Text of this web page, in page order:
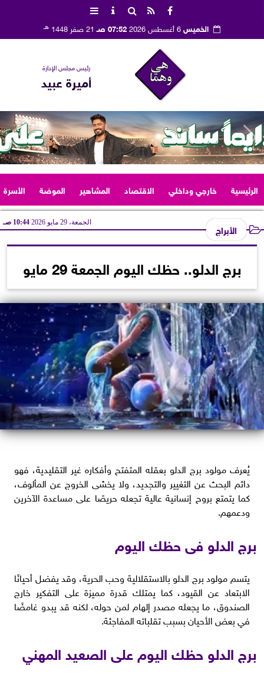
الخميس 07:52 صـ 21 صفر 1448 هـ
رئيس مجلس الإدارة
أميرة عبيد
الرئيسية خارجي وداخلي الاقتصاد المشاهير الموضة الأسرة
الأبراج الجمعة، 29 مايو 2026 10:44 صـ
برج الدلو.. حظك اليوم الجمعة 29 مايو
يُعرف مولود برج الدلو بعقله المتفتح وأفكاره غير التقليدية، فهو
دائم البحث عن التغيير والتجديد، ولا يخشى الخروج عن المألوف،
كما يتمتع بروح إنسانية عالية تجعله حريصًا على مساعدة الآخرين
ودعمهم.
برج الدلو فى حظك اليوم
يتسم مولود برج الدلو بالاستقلالية وحب الحرية، وقد يفضل أحيانًا
الابتعاد عن القيود، كما يمتلك قدرة مميزة على التفكير خارج
الصندوق، ما يجعله مصدر إلهام لمن حوله، لكنه قد يبدو غامضًا
في بعض الأحيان بسبب تقلباته المفاجئة.
برج الدلو حظك اليوم على الصعيد المهني